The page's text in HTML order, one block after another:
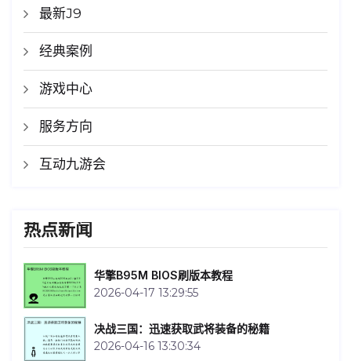
最新J9
经典案例
游戏中心
服务方向
互动九游会
热点新闻
华擎B95M BIOS刷版本教程
2026-04-17 13:29:55
决战三国：迅速获取武将装备的秘籍
2026-04-16 13:30:34